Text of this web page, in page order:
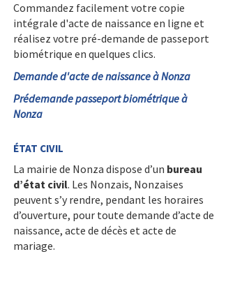
Commandez facilement votre copie
intégrale d'acte de naissance en ligne et
réalisez votre pré-demande de passeport
biométrique en quelques clics.
Demande d'acte de naissance à Nonza
Prédemande passeport biométrique à
Nonza
ÉTAT CIVIL
La mairie de Nonza dispose d’un bureau
d’état civil. Les Nonzais, Nonzaises
peuvent s’y rendre, pendant les horaires
d’ouverture, pour toute demande d’acte de
naissance, acte de décès et acte de
mariage.